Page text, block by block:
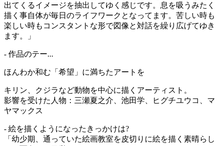
出てくるイメージを抽出してゆく感じです。息を吸うみたく
描く事自体が毎日のライフワークとなってます。苦しい時も
楽しい時もコンスタントな形で図像と対話を繰り広げてゆき
ます。」
- 作品のテー...
ほんわか和む「希望」に満ちたアートを
キリン、クジラなど動物を中心に描くアーティスト。
影響を受けた人物：三瀬夏之介、池田学、ヒグチユウコ、マ
ヤマックス
- 絵を描くようになったきっかけは?
「幼少期、通っていた絵画教室を皮切りに絵を描く素晴らし